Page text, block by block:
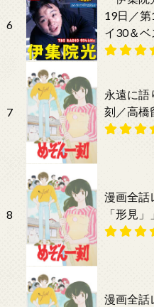
6
19日／
イ30＆
7
永遠に語
刻／高橋
8
漫画全話
「形見」」
漫画全話